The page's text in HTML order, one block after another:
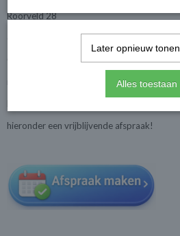
Roorveld 28
6093 PL Heythuysen
hieronder een vrijblijvende afspraak!
Later opnieuw tonen
Alles toestaan